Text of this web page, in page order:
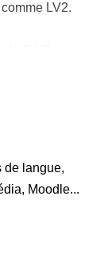
LV2.
de langue,
Moodle...